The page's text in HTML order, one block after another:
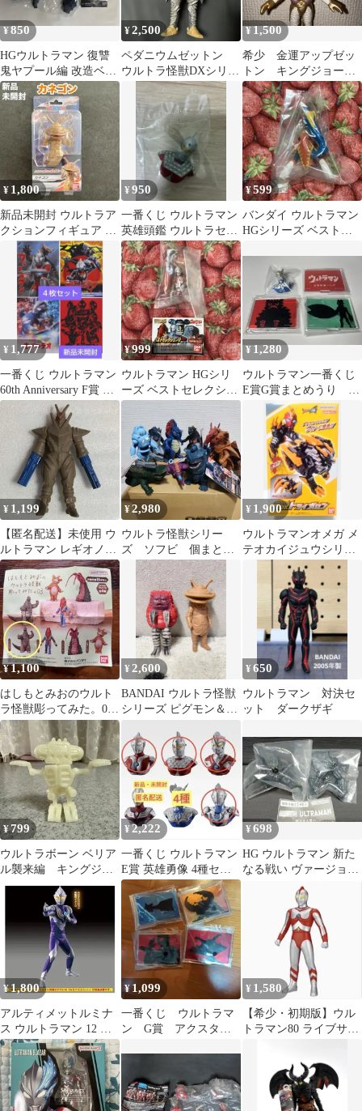
¥850
HGウルトラマン 復讐
鬼ヤプール編 改造ベム
スター
¥2,500
ペダニウムゼットン
ウルトラ怪獣DXシリー
ズ ソフビ
¥1,500
希少 金運アップゼッ
トン キングジョーゼ
ットン
¥ 1,800
新品未開封 ウルトラア
クションフィギュア カ
ネゴン バンダイ
¥950
一番くじ ウルトラマン
英雄頭鑑 ウルトラセブ
ン
¥599
バンダイ ウルトラマン
HGシリーズ ベストセ
¥ 1,777
一番くじ ウルトラマン
60th Anniversary F賞 ポ
スター ４枚
¥999
ウルトラマン HGシリ
ーズ ベストセレクショ
ン2 にせウルトラマン
フィギュア
¥1,280
ウルトラマン一番くじ
E賞G賞まとめうり ア
クスタ3枚 ウルトラマ
ンゼロ 1体
¥ 1,199
【匿名配送】未使用 ウ
ルトラマン レギオノイ
ド β ミニソフビ
¥2,980
ウルトラ怪獣シリー
ズ ソフビ 個まとめ
売り タグ付き 匿名
配送
¥ 1,900
ウルトラマンオメガ メ
テオカイジュウシリー
ズ02 DXトライガロン
新品未開封
¥1,100
はしもとみおのウルト
ラ怪獣彫ってみた。03
レッドキング
¥2,600
BANDAI ウルトラ怪獣
シリーズ ピグモン＆カ
セット
¥650
ウルトラマン 対決セ
ット ダークザギ
¥ 799
ウルトラボーン ベリア
ル襲来編 キングジョ
ー 蓄光バージョン
2013年製
¥2,222
一番くじ ウルトラマン
E賞 英雄勇像 4種セッ
ト
¥698
HG ウルトラマン 新た
なる戦い ヴァージョン
アップファイト 金属生
命体ミーモス
¥1,800
アルティメットルミナ
ス ウルトラマン 12 ウ
ルトラマンティガ ２種
セット
¥1,099
一番くじ ウルトラマ
ン G賞 アクスタセ
¥ 1,580
【希少・初期版】ウル
トラマン80 ライブサイ